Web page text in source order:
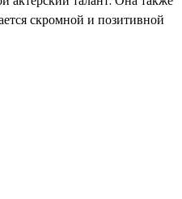
скромной и позитивной